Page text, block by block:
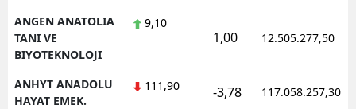
Osmaniye
ANGEN ANATOLIA
TANI VE
BIYOTEKNOLOJI
9,10
1,00 12.505.277,50
ANHYT ANADOLU
HAYAT EMEK.
111,90 -3,78 117.058.257,30